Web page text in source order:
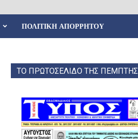
ΠΟΛΙΤΙΚΉ ΑΠΟΡΡΉΤΟΥ
ΤΟ ΠΡΩΤΟΣΕΛΙΔΟ ΤΗΣ ΠΕΜΠΤΗΣ